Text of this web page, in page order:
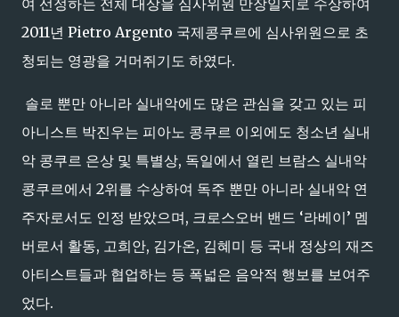
여 선정하는 전체 대상을 심사위원 만장일치로 수상하여
2011년 Pietro Argento 국제콩쿠르에 심사위원으로 초
청되는 영광을 거머쥐기도 하였다.
솔로 뿐만 아니라 실내악에도 많은 관심을 갖고 있는 피
아니스트 박진우는 피아노 콩쿠르 이외에도 청소년 실내
악 콩쿠르 은상 및 특별상, 독일에서 열린 브람스 실내악
콩쿠르에서 2위를 수상하여 독주 뿐만 아니라 실내악 연
주자로서도 인정 받았으며, 크로스오버 밴드 ‘라베이’ 멤
버로서 활동, 고희안, 김가온, 김혜미 등 국내 정상의 재즈
아티스트들과 협업하는 등 폭넓은 음악적 행보를 보여주
었다.